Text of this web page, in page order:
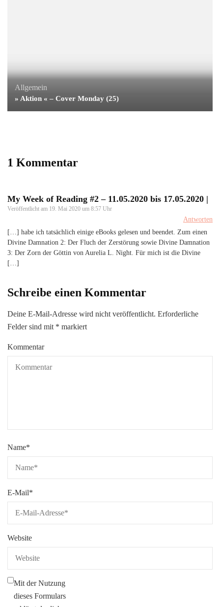
Allgemein
» Aktion « – Cover Monday (25)
1 Kommentar
My Week of Reading #2 – 11.05.2020 bis 17.05.2020 |
Veröffentlicht am 19. Mai 2020 um 8:57 Uhr
Antworten
[…] habe ich tatsächlich einige eBooks gelesen und beendet. Zum einen
Divine Damnation 2: Der Fluch der Zerstörung sowie Divine Damnation
3: Der Zorn der Göttin von Aurelia L. Night. Für mich ist die Divine
[…]
Schreibe einen Kommentar
Deine E-Mail-Adresse wird nicht veröffentlicht. Erforderliche
Felder sind mit * markiert
Kommentar
Name*
E-Mail*
Website
Mit der Nutzung
dieses Formulars